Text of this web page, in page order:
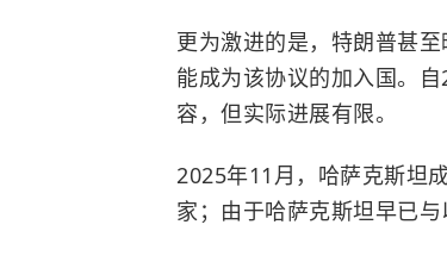
更为激进的是，特朗普甚
能成为该协议的加入国。
容，但实际进展有限。
2025年11月， 哈萨克斯坦
家；由于哈萨克斯坦早已与